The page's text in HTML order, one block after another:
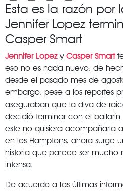
Esta es la razón por
Jennifer Lopez
Casper Smart
Jennifer Lopezy Casper Smart
eso no es nada nuevo, de
desde el pasado mes de
embargo, pese a los reportes
aseguraban que la diva de
decidió terminar con el
este no quisiera acompañarla
en los Hamptons, ahora surge
historia que parece ser mucho
intensa.
De acuerdo a las últimas